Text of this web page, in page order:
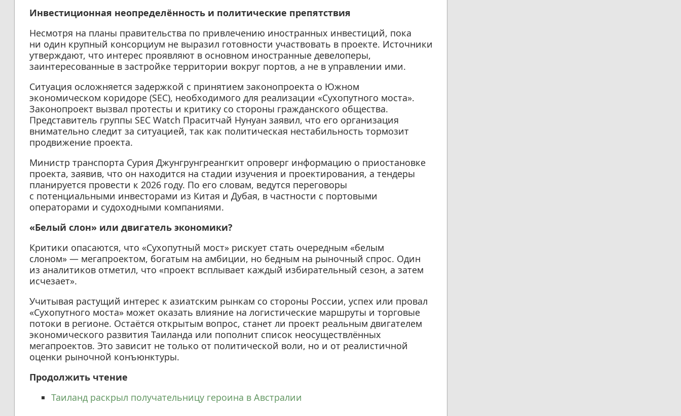
Инвестиционная неопределённость и политические препятствия
Несмотря на планы правительства по привлечению иностранных инвестиций, пока
ни один крупный консорциум не выразил готовности участвовать в проекте. Источники
утверждают, что интерес проявляют в основном иностранные девелоперы,
заинтересованные в застройке территории вокруг портов, а не в управлении ими.
Ситуация осложняется задержкой с принятием законопроекта о Южном
экономическом коридоре (SEC), необходимого для реализации «Сухопутного моста».
Законопроект вызвал протесты и критику со стороны гражданского общества.
Представитель группы SEC Watch Праситчай Нунуан заявил, что его организация
внимательно следит за ситуацией, так как политическая нестабильность тормозит
продвижение проекта.
Министр транспорта Сурия Джунгрунгреангкит опроверг информацию о приостановке
проекта, заявив, что он находится на стадии изучения и проектирования, а тендеры
планируется провести к 2026 году. По его словам, ведутся переговоры
с потенциальными инвесторами из Китая и Дубая, в частности с портовыми
операторами и судоходными компаниями.
«Белый слон» или двигатель экономики?
Критики опасаются, что «Сухопутный мост» рискует стать очередным «белым
слоном» — мегапроектом, богатым на амбиции, но бедным на рыночный спрос. Один
из аналитиков отметил, что «проект всплывает каждый избирательный сезон, а затем
исчезает».
Учитывая растущий интерес к азиатским рынкам со стороны России, успех или провал
«Сухопутного моста» может оказать влияние на логистические маршруты и торговые
потоки в регионе. Остаётся открытым вопрос, станет ли проект реальным двигателем
экономического развития Таиланда или пополнит список неосуществлённых
мегапроектов. Это зависит не только от политической воли, но и от реалистичной
оценки рыночной конъюнктуры.
Продолжить чтение
Таиланд раскрыл получательницу героина в Австралии